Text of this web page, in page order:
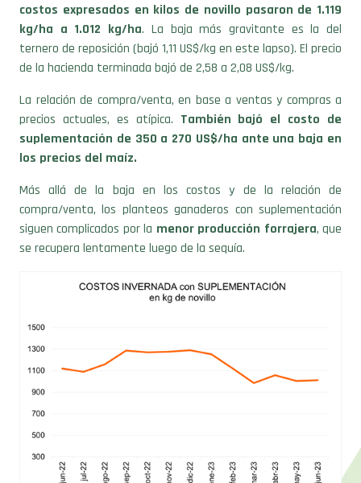
costos expresados en kilos de novillo pasaron de 1.119
kg/ha a 1.012 kg/ha. La baja más gravitante es la del
ternero de reposición (bajó 1,11 US$/kg en este lapso). El precio
de la hacienda terminada bajó de 2,58 a 2,08 US$/kg.
La relación de compra/venta, en base a ventas y compras a
precios actuales, es atípica. También bajó el costo de
suplementación de 350 a 270 US$/ha ante una baja en
los precios del maíz.
Más allá de la baja en los costos y de la relación de
compra/venta, los planteos ganaderos con suplementación
siguen complicados por la menor producción forrajera, que
se recupera lentamente luego de la sequía.